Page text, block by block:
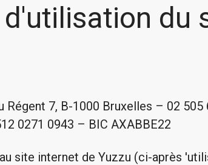
du
Régent 7, B-1000 Bruxelles – 02
0271 0943 – BIC AXABBE22
site internet de Yuzzu (ci-après